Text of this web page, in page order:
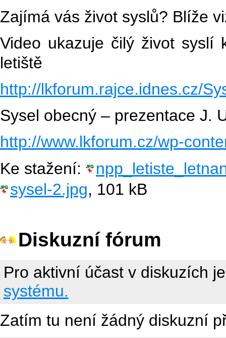
Zajímá vás život syslů? Blíže
Video ukazuje čilý život syslí
letiště
http://lkforum.rajce.idnes.cz/
Sysel obecný – prezentace J.
http://www.lkforum.cz/wp-
Ke stažení:
sysel-2.jpg, 101 kB
Diskuzní fórum
Pro aktivní účast v diskuzích
systému.
Zatím tu není žádný diskuzní